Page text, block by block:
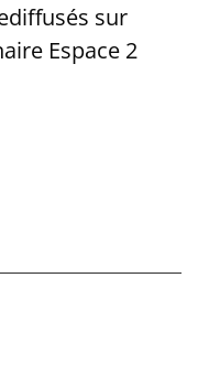
sur
Espace 2